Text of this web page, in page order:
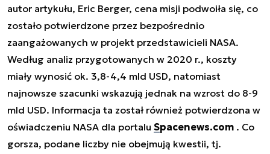
autor artykułu, Eric Berger, cena misji podwoiła się, co
zostało potwierdzone przez bezpośrednio
zaangażowanych w projekt przedstawicieli NASA.
Według analiz przygotowanych w 2020 r., koszty
miały wynosić ok. 3,8-4,4 mld USD, natomiast
najnowsze szacunki wskazują jednak na wzrost do 8-9
mld USD. Informacja ta został również potwierdzona w
oświadczeniu NASA dla portalu Spacenews.com . Co
gorsza, podane liczby nie obejmują kwestii, tj.